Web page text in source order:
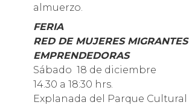
almuerzo.
FERIA
RED DE MUJERES MIGRANTES
EMPRENDEDORAS
Sábado 18 de diciembre
14.30 a 18:30 hrs.
Explanada del Parque Cultural